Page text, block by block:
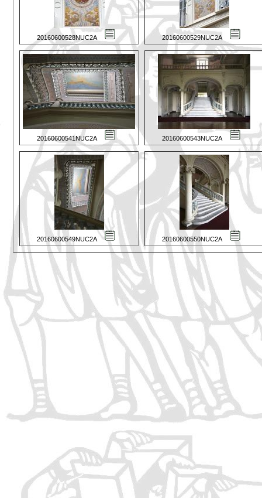
20160600528NUC2A 20160600529NUC2A
20160600541NUC2A 20160600543NUC2A
20160600549NUC2A 20160600550NUC2A